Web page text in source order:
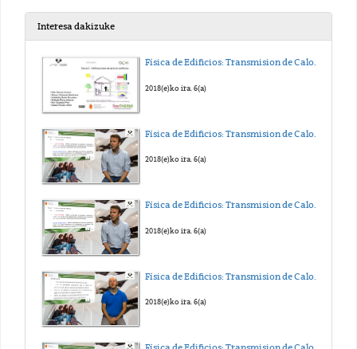
Estíbaliz Sáez de Cámara
Estíbaliz Sáez de Cámara
Estíbaliz Sáez de Cámara
Ana del Tío
Interesa dakizuke
Física de Edificios: Transmision de Calor y Masa. Tema 5
2018(e)ko ira. 6(a)
2018(e)ko ira. 6(a)
Física de Edificios: Transmision de Calor y Masa. Tema 3
2018(e)ko ira. 6(a)
2018(e)ko ira. 6(a)